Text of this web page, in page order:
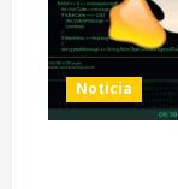
Noticia